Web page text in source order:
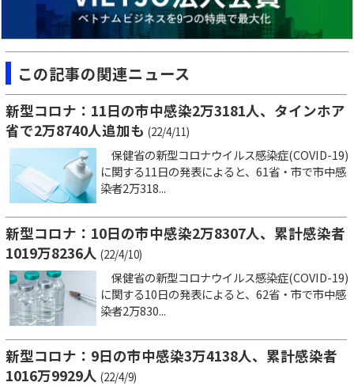
この記事の関連ニュース
新型コロナ：11日の市中感染2万3181人、タインホア
省で2万8740人追加も (22/4/11)
保健省の新型コロナウイルス感染症(COVID-19)
に関する11日の発表によると、61省・市で市中感
染者2万318...
新型コロナ：10日の市中感染2万8307人、累計感染者
1019万8236人 (22/4/10)
保健省の新型コロナウイルス感染症(COVID-19)
に関する10日の発表によると、62省・市で市中感
染者2万830...
新型コロナ：9日の市中感染3万4138人、累計感染者
1016万9929人 (22/4/9)